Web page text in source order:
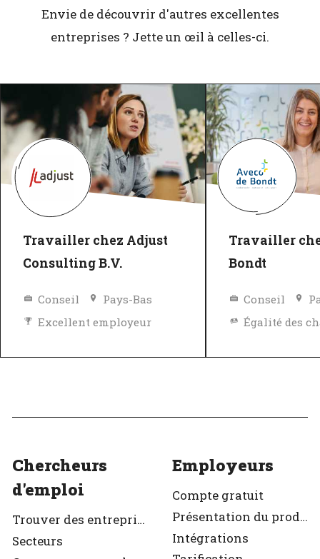
Envie de découvrir d'autres excellentes
entreprises ? Jette un œil à celles-ci.
Travailler chez Adjust
Consulting B.V.
Conseil
Pays-Bas
Excellent employeur
Travailler
Bondt
Conseil
Chercheurs
d'emploi
Trouver des entreprises
Secteurs
Employeurs
Compte gratuit
Présentation du produit
Intégrations